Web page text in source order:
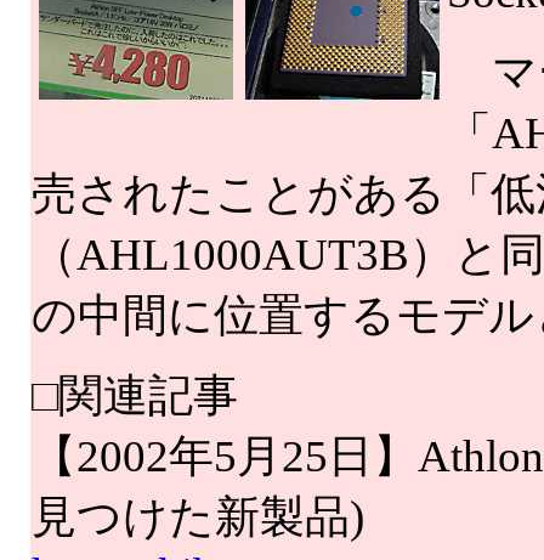
マ
「
売されたことがある「
（AHL1000AUT3B）と
の中間に位置するモデ
□関連記事
【2002年5月25日】
見つけた新製品)